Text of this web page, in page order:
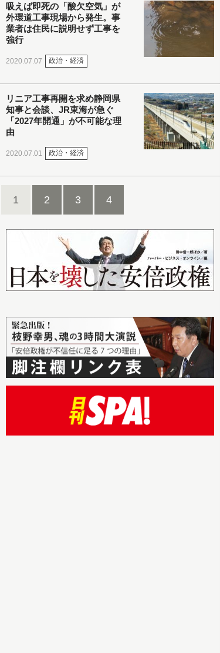
吸えば即死の「酸欠空気」が
外環道工事現場から発生。事
業者は住民に説明せず工事を
強行
2020.07.07 政治・経済
リニア工事再開を求め静岡県
知事と会談、JR東海が急ぐ
「2027年開通」が不可能な理
由
2020.07.01 政治・経済
1 2 3 4